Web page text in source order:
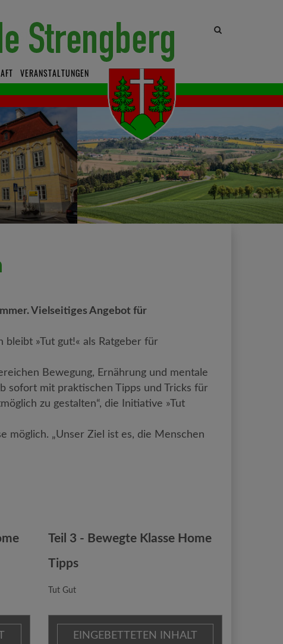
Site
VERANSTALTUNGEN
Vielseitiges Angebot für
»Tut gut!« als Ratgeber für
Bewegung, Ernährung und mentale
sofort mit praktischen Tipps und Tricks für
zu gestalten“, die Initiative »Tut
möglich. „Unser Ziel ist es, die Menschen
Teil 3 - Bewegte Klasse Home
Tipps
Tut Gut
EINGEBETTETEN INHALT